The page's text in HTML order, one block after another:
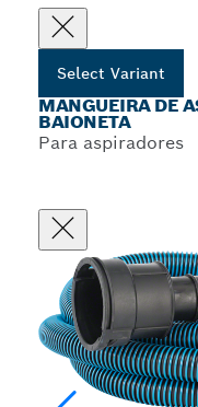
Select Variant
MANGUEIRA DE
BAIONETA
Para aspiradores